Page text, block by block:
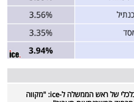
היועץ הכלכלי של ראש הממשלה ל-ice: "מקווה